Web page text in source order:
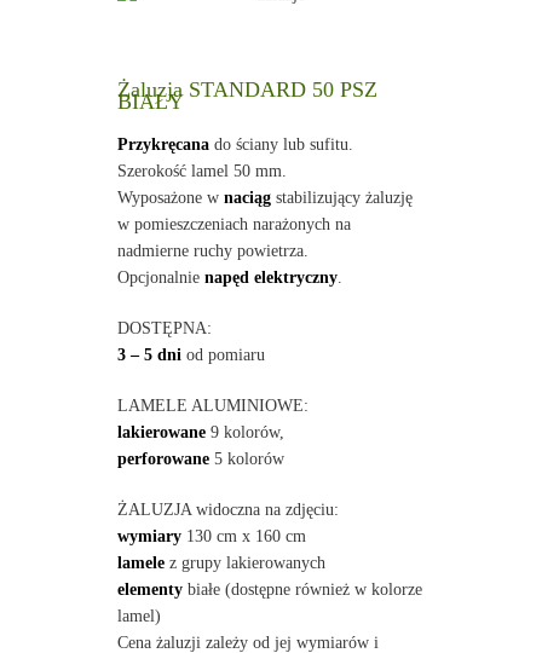
Żaluzja STANDARD 50 PSZ
BIAŁY
Przykręcanado ściany lub sufitu.
Szerokość lamel 50 mm.
Wyposażone w naciągstabilizujący żaluzję
w pomieszczeniach narażonych na
nadmierne ruchy powietrza.
Opcjonalnie napęd elektryczny.
DOSTĘPNA:
3 – 5 dni od pomiaru
LAMELE ALUMINIOWE:
lakierowane9 kolorów,
perforowane5 kolorów
ŻALUZJA widoczna na zdjęciu:
wymiary130 cm x 160 cm
lamelez grupy lakierowanych
elementybiałe (dostępne również w kolorze
lamel)
Cena żaluzji zależy od jej wymiarów i